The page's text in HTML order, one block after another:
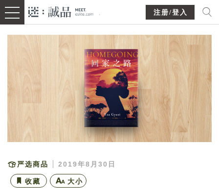
注册/登入
严选商品 2019年8月30日
收藏 大小